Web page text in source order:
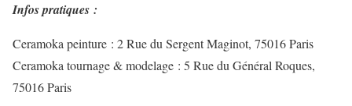
Infos pratiques :
Ceramoka peinture : 2 Rue du Sergent Maginot, 75016 Paris
Ceramoka tournage & modelage : 5 Rue du Général Roques,
75016 Paris